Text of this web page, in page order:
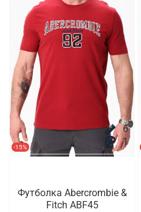
-15%
6
1
Футболка Abercrombie &
Fitch ABF45